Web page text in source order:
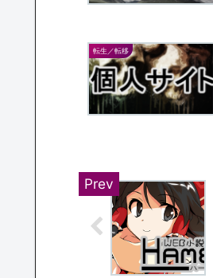
転生／転移